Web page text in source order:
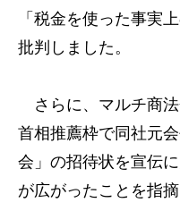
「税金を使った事実
批判しました。
さらに、マルチ商
首相推薦枠で同社元
会」の招待状を宣伝
が広がったことを指